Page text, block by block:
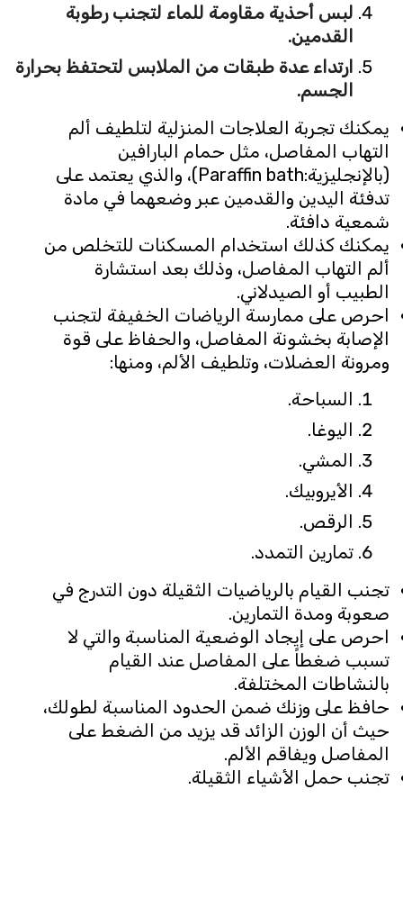
لبس أحذية مقاومة للماء لتجنب رطوبة
القدمين.
ارتداء عدة طبقات من الملابس لتحتفظ بحرارة
الجسم.
يمكنك تجربة العلاجات المنزلية لتلطيف ألم
التهاب المفاصل، مثل حمام البارافين
(بالإنجليزية:Paraffin bath)، والذي يعتمد على
تدفئة اليدين والقدمين عبر وضعهما في مادة
شمعية دافئة.
يمكنك كذلك استخدام المسكنات للتخلص من
ألم التهاب المفاصل، وذلك بعد استشارة
الطبيب أو الصيدلاني.
احرص على ممارسة الرياضات الخفيفة لتجنب
الإصابة بخشونة المفاصل، والحفاظ على قوة
ومرونة العضلات، وتلطيف الألم، ومنها:
السباحة.
اليوغا.
المشي.
الأيروبيك.
الرقص.
تمارين التمدد.
تجنب القيام بالرياضيات الثقيلة دون التدرج في
صعوبة ومدة التمارين.
احرص على إيجاد الوضعية المناسبة والتي لا
تسبب ضغطاً على المفاصل عند القيام
بالنشاطات المختلفة.
حافظ على وزنك ضمن الحدود المناسبة لطولك،
حيث أن الوزن الزائد قد يزيد من الضغط على
المفاصل ويفاقم الألم.
تجنب حمل الأشياء الثقيلة.